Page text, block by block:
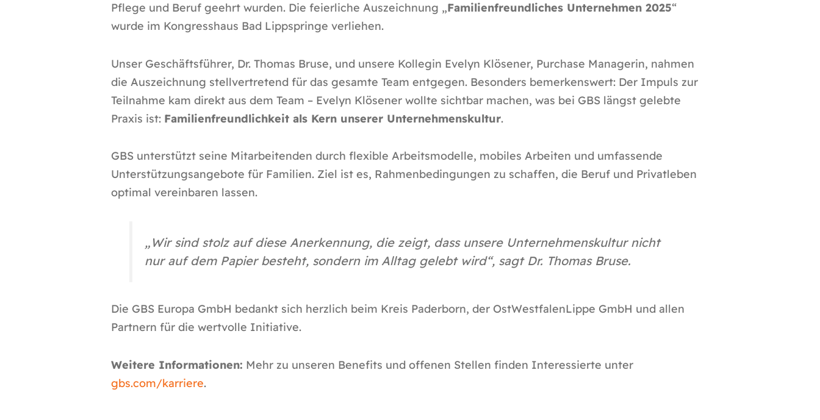
Pflege und Beruf geehrt wurden. Die feierliche Auszeichnung „Familienfreundliches Unternehmen 2025“
wurde im Kongresshaus Bad Lippspringe verliehen.
Unser Geschäftsführer, Dr. Thomas Bruse, und unsere Kollegin Evelyn Klösener, Purchase Managerin, nahmen
die Auszeichnung stellvertretend für das gesamte Team entgegen. Besonders bemerkenswert: Der Impuls zur
Teilnahme kam direkt aus dem Team – Evelyn Klösener wollte sichtbar machen, was bei GBS längst gelebte
Praxis ist: Familienfreundlichkeit als Kern unserer Unternehmenskultur.
GBS unterstützt seine Mitarbeitenden durch flexible Arbeitsmodelle, mobiles Arbeiten und umfassende
Unterstützungsangebote für Familien. Ziel ist es, Rahmenbedingungen zu schaffen, die Beruf und Privatleben
optimal vereinbaren lassen.
„Wir sind stolz auf diese Anerkennung, die zeigt, dass unsere Unternehmenskultur nicht
nur auf dem Papier besteht, sondern im Alltag gelebt wird“, sagt Dr. Thomas Bruse.
Die GBS Europa GmbH bedankt sich herzlich beim Kreis Paderborn, der OstWestfalenLippe GmbH und allen
Partnern für die wertvolle Initiative.
Weitere Informationen: Mehr zu unseren Benefits und offenen Stellen finden Interessierte unter
gbs.com/karriere.